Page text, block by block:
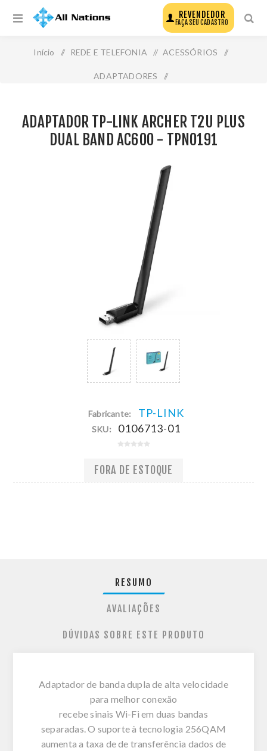
REVENDEDOR
FAÇA SEU CADASTRO
Início / REDE E TELEFONIA / ACESSÓRIOS /
ADAPTADORES /
Tpn0191
ADAPTADOR TP-LINK ARCHER T2U PLUS
DUAL BAND AC600 - TPN0191
Fabricante: TP-LINK
SKU: 0106713-01
FORA DE ESTOQUE
RESUMO
AVALIAÇÕES
DÚVIDAS SOBRE ESTE PRODUTO
Adaptador de banda dupla de alta velocidade
para melhor conexão
recebe sinais Wi-Fi em duas bandas
separadas. O suporte à tecnologia 256QAM
aumenta a taxa de de transferência dados de